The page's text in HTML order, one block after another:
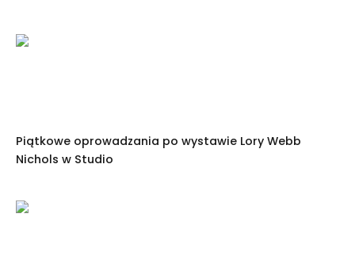
Piątkowe oprowadzania po wystawie Lory Webb
Nichols w Studio